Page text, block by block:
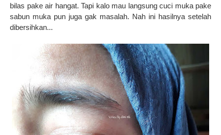
bilas pake air hangat. Tapi kalo mau langsung cuci muka pake
sabun muka pun juga gak masalah. Nah ini hasilnya setelah
dibersihkan...